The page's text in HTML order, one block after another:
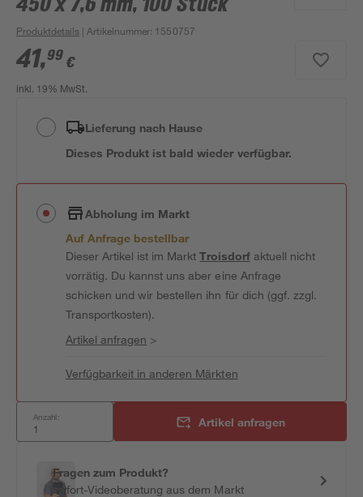
450 x 7,6 mm, 100 Stück
Produktdetails | Artikelnummer: 1550757
41,99 €
inkl. 19% MwSt.
Lieferung nach Hause
Dieses Produkt ist bald wieder verfügbar.
Abholung im Markt
Auf Anfrage bestellbar
Dieser Artikel ist im MarktTroisdorfaktuell nicht
vorrätig. Du kannst uns aber eine Anfrage
schicken und wir bestellen ihn für dich (ggf. zzgl.
Transportkosten).
Artikel anfragen >
Verfügbarkeit in anderen Märkten
Anzahl: Artikel anfragen
Fragen zum Produkt?
Sofort-Videoberatung aus dem Markt